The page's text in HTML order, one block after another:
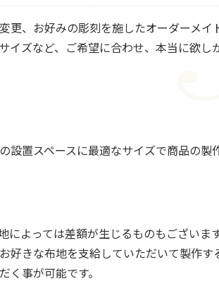
更、お好みの彫刻を施したオーダーメイ
イズなど、ご希望に合わせ、本当に欲し
設置スペースに最適なサイズで商品の製
よっては差額が生じるものもございます
好きな布地を支給していただいて製作す
く事が可能です。